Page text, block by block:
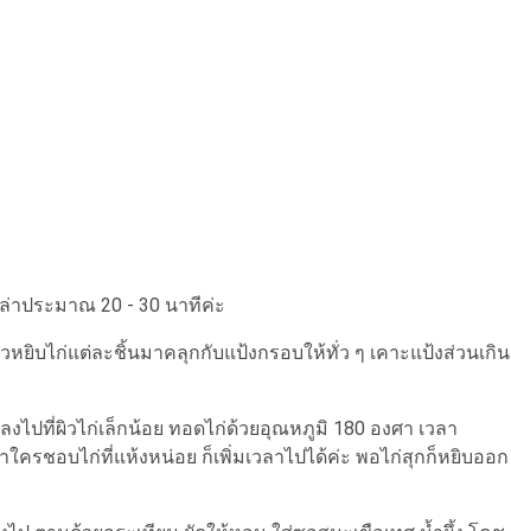
าประมาณ 20 - 30 นาทีค่ะ
หยิบไก่แต่ละชิ้นมาคลุกกับแป้งกรอบให้ทั่ว ๆ เคาะแป้งส่วนเกิน
งไปที่ผิวไก่เล็กน้อย ทอดไก่ด้วยอุณหภูมิ 180 องศา เวลา
ครชอบไก่ที่แห้งหน่อย ก็เพิ่มเวลาไปได้ค่ะ พอไก่สุกก็หยิบออก